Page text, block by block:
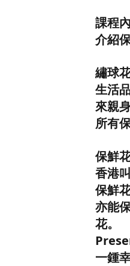
課程
介紹
繡球
生活
來親
所有
保鮮
香港
保鮮
亦能
花。
一鍾